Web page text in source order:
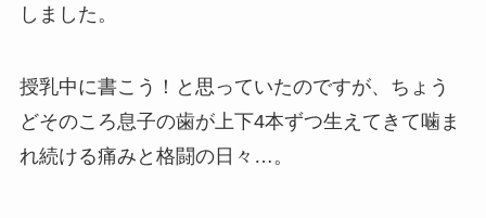
しました。
授乳中に書こう！と思っていたのですが、ちょう
どそのころ息子の歯が上下4本ずつ生えてきて噛ま
れ続ける痛みと格闘の日々…。